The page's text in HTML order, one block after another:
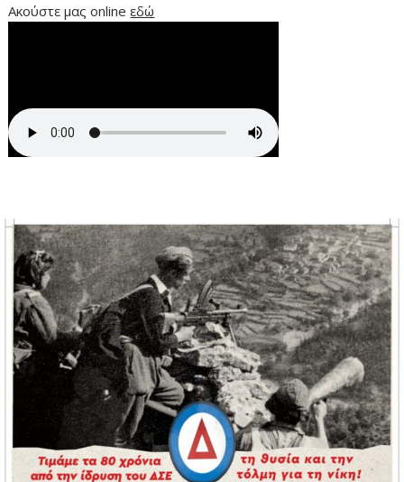
Ακούστε μας onlineεδώ